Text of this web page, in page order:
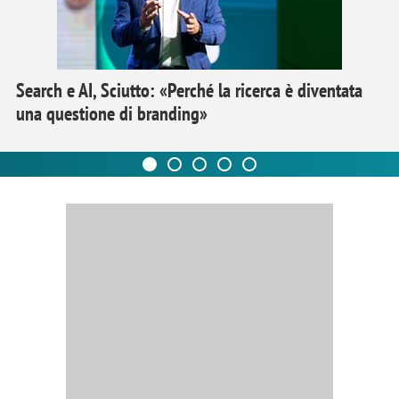
Search e AI, Sciutto: «Perché la ricerca è diventata
una questione di branding»